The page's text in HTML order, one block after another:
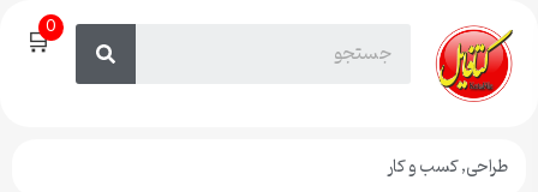
🛒0
طراحی,کسب و کار